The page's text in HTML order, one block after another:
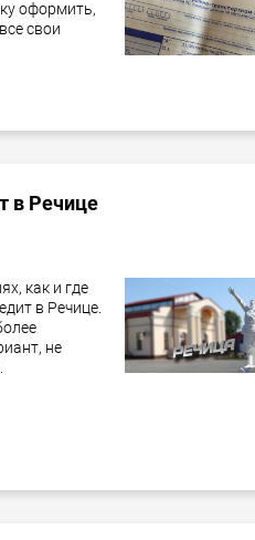
оформить,
свои
в Речице
как и где
в Речице.
не